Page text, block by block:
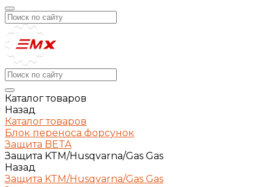
Каталог товаров
Назад
Каталог товаров
Блок переноса форсунок
Защита BETA
Защита KTM/Husqvarna/Gas Gas
Назад
Защита KTM/Husqvarna/Gas Gas